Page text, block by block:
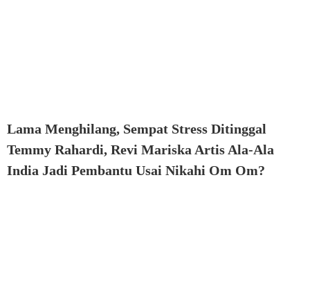
Lama Menghilang, Sempat Stress Ditinggal
Temmy Rahardi, Revi Mariska Artis Ala-Ala
India Jadi Pembantu Usai Nikahi Om Om?